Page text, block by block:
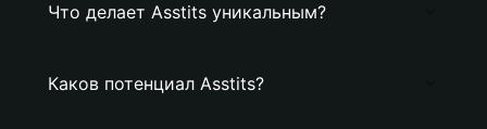
Что делает Asstits уникальным?
Каков потенциал Asstits?